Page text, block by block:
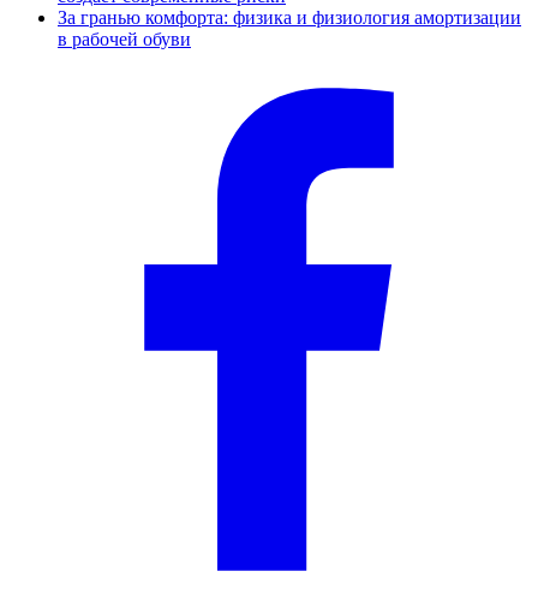
За гранью комфорта: физика и физиология амортизации
в рабочей обуви